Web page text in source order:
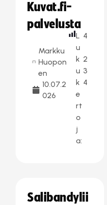
Kuvat.fi-
palvelusta
Markku
Huopon
en
10.07.2
026
L
u
k
u
k
e
rt
o
j
a:
4
2
3
4
Salibandylii